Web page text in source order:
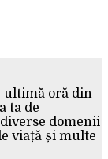
oră din
ta de
domenii
viață și multe